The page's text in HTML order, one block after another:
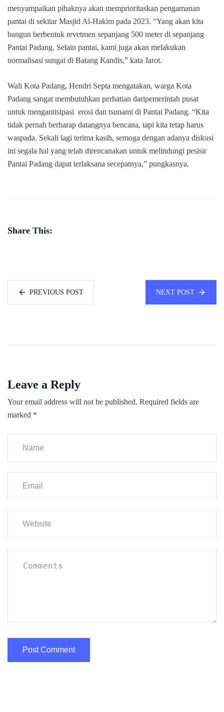
menyampaikan pihaknya akan memprioritaskan pengamanan
pantai di sekitar Masjid Al-Hakim pada 2023. “Yang akan kita
bangun berbentuk revetmen sepanjang 500 meter di sepanjang
Pantai Padang. Selain pantai, kami juga akan melakukan
normalisasi sungai di Batang Kandis,” kata Jarot.
Wali Kota Padang, Hendri Septa mengatakan, warga Kota
Padang sangat membutuhkan perhatian daripemerintah pusat
untuk mengantisipasi erosi dan tsunami di Pantai Padang. “Kita
tidak pernah berharap datangnya bencana, tapi kita tetap harus
waspada. Sekali lagi terima kasih, semoga dengan adanya diskusi
ini segala hal yang telah direncanakan untuk melindungi pesisir
Pantai Padang dapat terlaksana secepatnya,” pungkasnya.
Share This:
PREVIOUS POST NEXT POST
Leave a Reply
Your email address will not be published. Required fields are
marked *